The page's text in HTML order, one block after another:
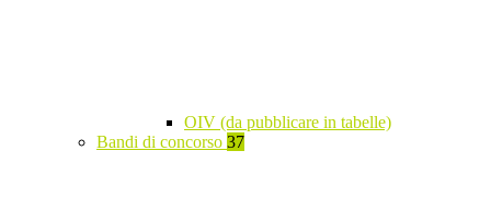
OIV (da pubblicare in tabelle)
Bandi di concorso 37